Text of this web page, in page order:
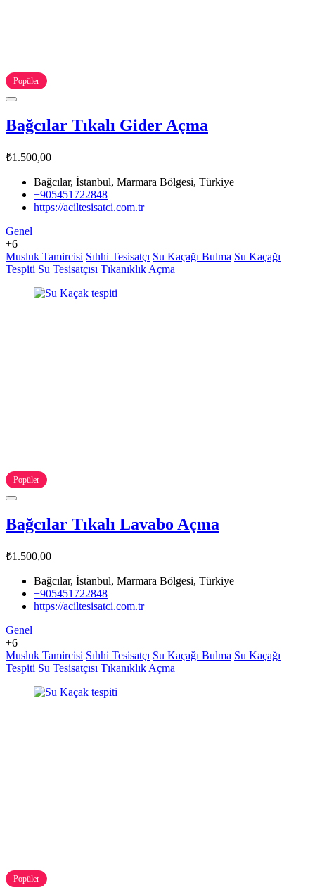
Popüler
Bağcılar Tıkalı Gider Açma
₺1.500,00
Bağcılar, İstanbul, Marmara Bölgesi, Türkiye
+905451722848
https://aciltesisatci.com.tr
Genel
+6
Musluk Tamircisi Sıhhi Tesisatçı Su Kaçağı Bulma Su Kaçağı
Tespiti Su Tesisatçısı Tıkanıklık Açma
Popüler
Bağcılar Tıkalı Lavabo Açma
₺1.500,00
Bağcılar, İstanbul, Marmara Bölgesi, Türkiye
+905451722848
https://aciltesisatci.com.tr
Genel
+6
Musluk Tamircisi Sıhhi Tesisatçı Su Kaçağı Bulma Su Kaçağı
Tespiti Su Tesisatçısı Tıkanıklık Açma
Popüler